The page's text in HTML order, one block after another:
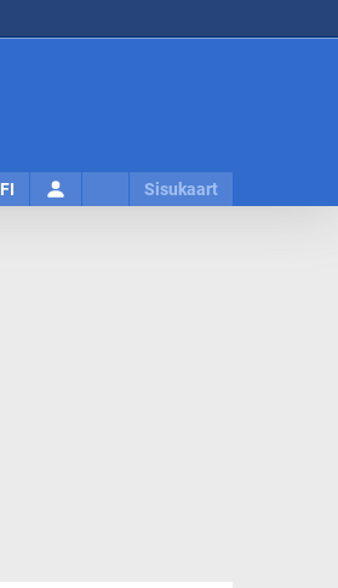
FI Sisukaart